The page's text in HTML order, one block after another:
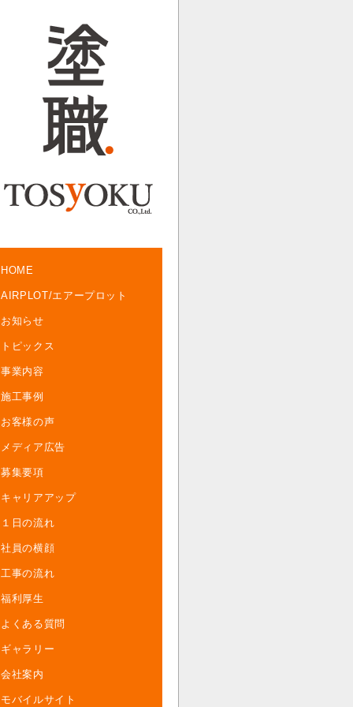
HOME
AIRPLOT/エアープロット
お知らせ
トピックス
事業内容
施工事例
お客様の声
メディア広告
募集要項
キャリアアップ
１日の流れ
社員の横顔
工事の流れ
福利厚生
よくある質問
ギャラリー
会社案内
モバイルサイト